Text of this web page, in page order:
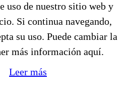
uso de nuestro sitio web y
Si continua navegando,
su uso. Puede cambiar la
más información aquí.
Leer más